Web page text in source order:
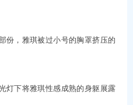
，雅琪被过小号的胸罩挤压的
下将雅琪性感成熟的身躯展露